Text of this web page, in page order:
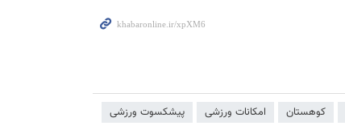
کوهستان امکانات ورزشی پیشکسوت ورزشی